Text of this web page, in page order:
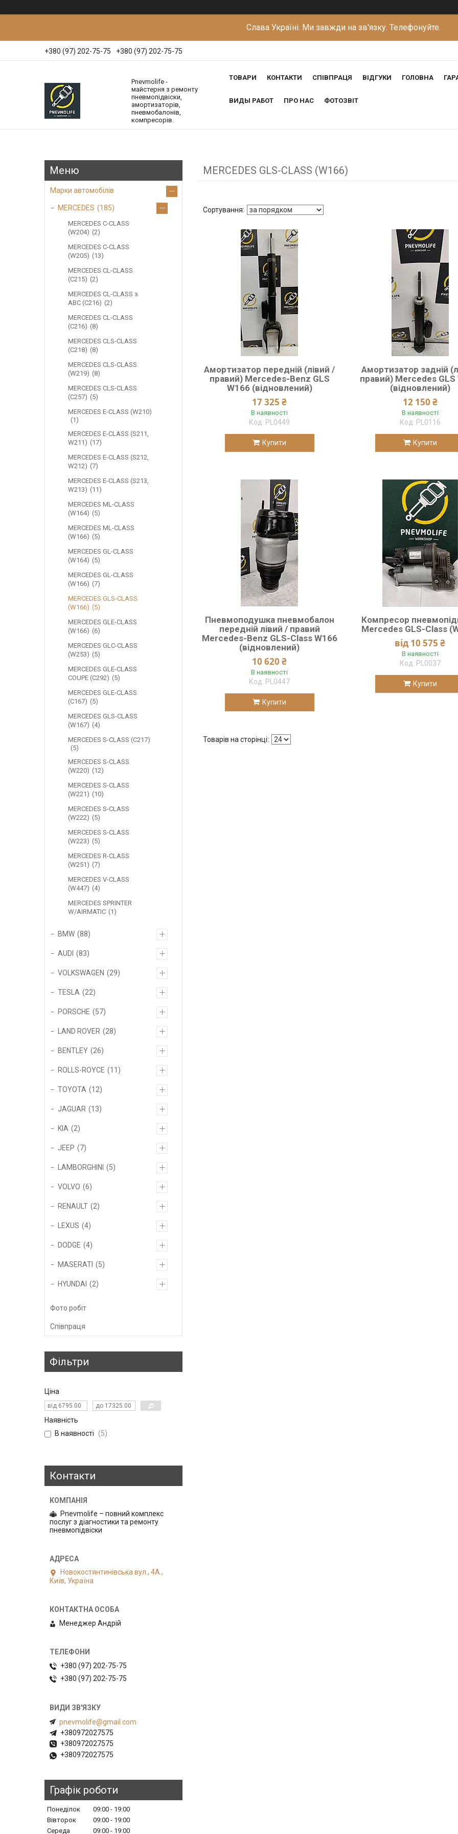
Слава Україні. Ми завжди на зв'язку. Телефонуйте.
+380 (97) 202-75-75 +380 (97) 202-75-75
Pnevmolife -
майстерня з ремонту
пневмопідвіски,
амортизаторів,
пневмобалонів,
компресорів.
ТОВАРИ КОНТАКТИ СПІВПРАЦЯ ВІДГУКИ ГОЛОВНА
ВИДЫ РАБОТ ПРО НАС ФОТОЗВІТ
MERCEDES GLS-CLASS (W166)
Амортизатор передній (лівий /
правий) Mercedes-Benz GLS
W166 (відновлений)
17 325 ₴
В наявності
PL0449
Купити
Амортизатор задній
правий) Mercedes GLS
(відновлений)
12 150 ₴
В наявності
PL0116
Купити
Пневмоподушка пневмобалон
передній лівий / правий
Mercedes-Benz GLS-Class W166
(відновлений)
10 620 ₴
В наявності
PL0447
Купити
Компресор
Mercedes GLS-Class
від 10 575 ₴
В наявності
PL0037
Купити
Марки автомобілів
MERCEDES 185
MERCEDES C-CLASS
(W204)
2
MERCEDES C-CLASS
(W205)
13
MERCEDES CL-CLASS
(C215)
2
MERCEDES CL-CLASS з
ABC (C216)
2
MERCEDES CL-CLASS
(C216)
8
MERCEDES CLS-CLASS
(C218)
8
MERCEDES CLS-CLASS
(W219)
8
MERCEDES CLS-CLASS
(C257)
5
MERCEDES E-CLASS (W210)
1
MERCEDES Е-CLASS (S211,
W211)
17
MERCEDES E-CLASS (S212,
W212)
7
MERCEDES E-CLASS (S213,
W213)
11
MERCEDES ML-CLASS
(W164)
5
MERCEDES ML-CLASS
(W166)
5
MERCEDES GL-CLASS
(W164)
5
MERCEDES GL-CLASS
(W166)
7
MERCEDES GLS-CLASS
(W166)
5
MERCEDES GLE-CLASS
(W166)
6
MERCEDES GLC-CLASS
(W253)
5
MERCEDES GLE-CLASS
COUPE (C292)
5
MERCEDES GLE-CLASS
(C167)
5
MERCEDES GLS-CLASS
(W167)
4
MERCEDES S-CLASS (C217)
5
MERCEDES S-CLASS
(W220)
12
MERCEDES S-CLASS
(W221)
10
MERCEDES S-CLASS
(W222)
5
MERCEDES S-CLASS
(W223)
5
MERCEDES R-CLASS
(W251)
7
MERCEDES V-CLASS
(W447)
4
MERCEDES SPRINTER
W/AIRMATIC
1
BMW 88
AUDI 83
VOLKSWAGEN 29
TESLA 22
PORSCHE 57
LAND ROVER 28
BENTLEY 26
ROLLS-ROYCE 11
TOYOTA 12
JAGUAR 13
KIA 2
JEEP 7
LAMBORGHINI 5
VOLVO 6
RENAULT 2
LEXUS 4
DODGE 4
MASERATI 5
HYUNDAI 2
Фото робіт
Співпраця
Фільтри
Ціна
Наявність
В наявності
5
Контакти
Pnevmolife – повний комплекс
послуг з діагностики та ремонту
пневмопідвіски
Новокостянтинівська вул., 4А.,
Київ, Україна
Менеджер Андрій
+380 (97) 202-75-75
+380 (97) 202-75-75
pnevmolife@gmail.com
+380972027575
+380972027575
+380972027575
Графік роботи
Понеділок 09:00
19:00
Вівторок
09:00
19:00
Середа
09:00 19:00